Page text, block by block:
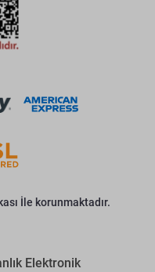
İle korunmaktadır.
Elektronik